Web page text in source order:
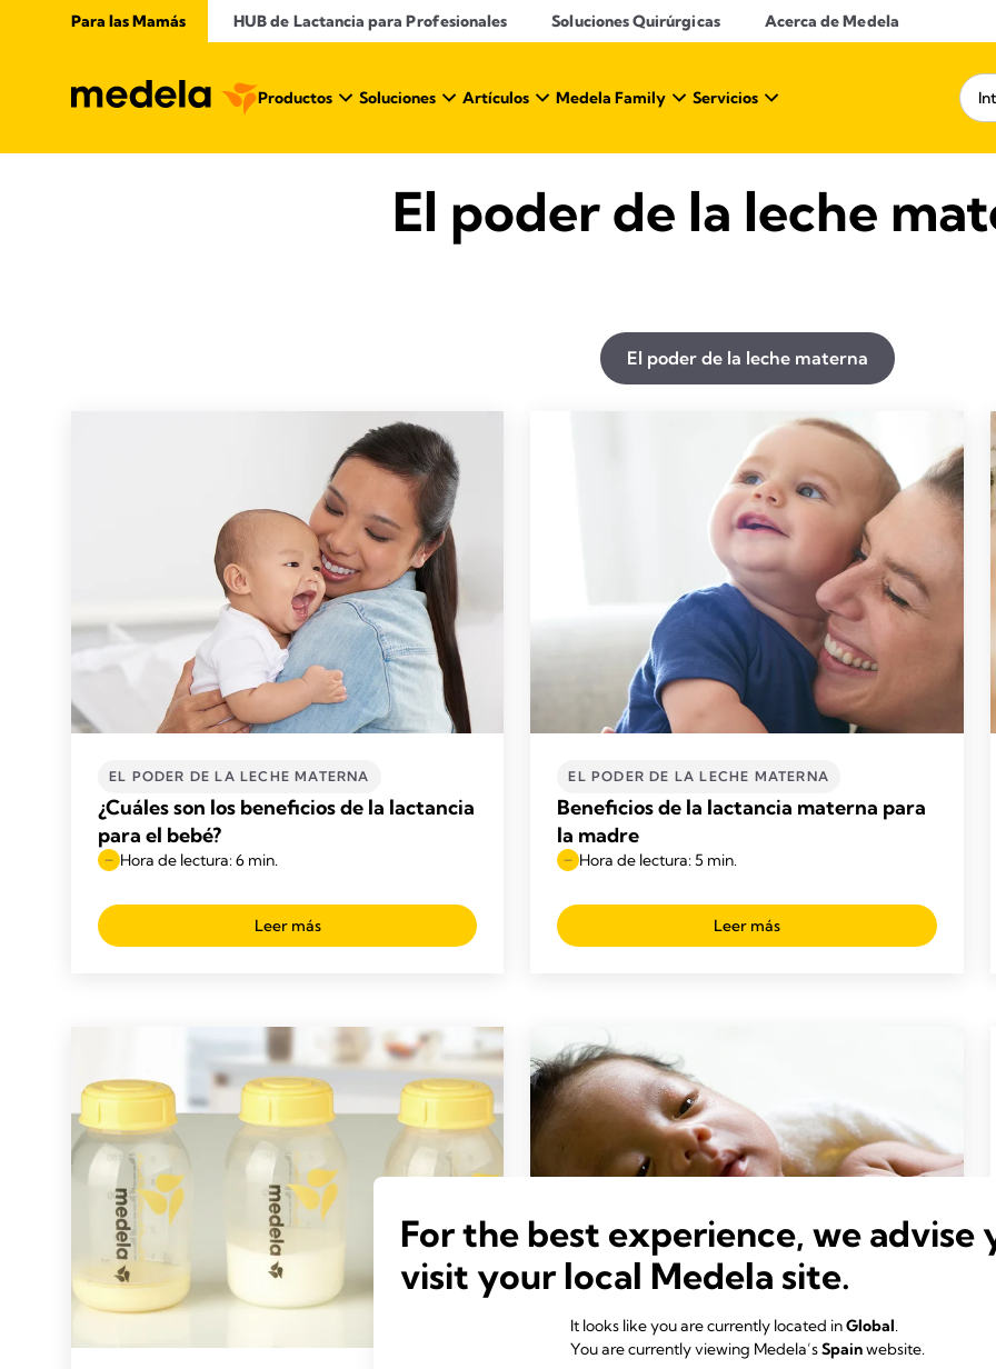
Para las Mamás ​ HUB de Lactancia para Profesionales Soluciones Quirúrgicas Acerca de Medela
Productos Soluciones Artículos Medela Family Servicios
El poder de la leche
El poder de la leche materna
EL PODER DE LA LECHE MATERNA
¿Cuáles son los beneficios de la lactancia
para el bebé?
Hora de lectura: 6 min.
Leer más
EL PODER DE LA LECHE MATERNA
Beneficios de la lactancia materna para
la madre
Hora de lectura: 5 min.
Leer más
For the best experience, we advise
visit your local Medela site.
It looks like you are currently located inGlobal.
You are currently viewing Medela’sSpainwebsite.